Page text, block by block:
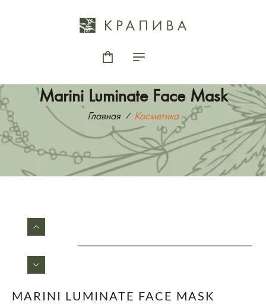
Marini Luminate Face Mask
Главная Косметика
MARINI LUMINATE FACE MASK